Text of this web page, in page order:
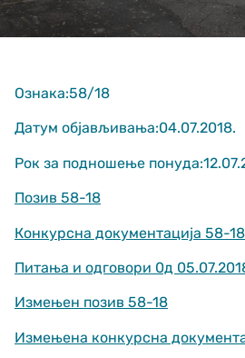
Ознака:58/18
Датум објављивања:04.07.2018.
Рок за подношење
Позив 58-18
Конкурсна документација 58-18
Питања и одговори 0д
Измењен позив 58-18
Измењена конкурсна
Неопходно
cookies are
They are
the website
Статистика